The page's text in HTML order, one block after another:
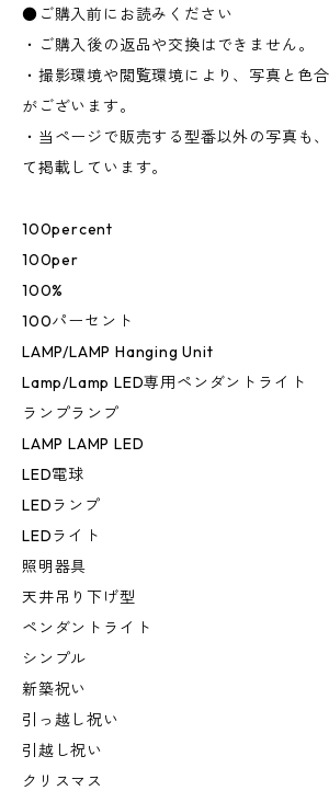
●ご購入前にお読みください
・ご購入後の返品や交換はできません。
・撮影環境や閲覧環境により、写真と色
がございます。
・当ページで販売する型番以外の写真も
て掲載しています。
100percent
100per
100%
100パーセント
LAMP/LAMP Hanging Unit
Lamp/Lamp LED専用ペンダントライト
ランプランプ
LAMP LAMP LED
LED電球
LEDランプ
LEDライト
照明器具
天井吊り下げ型
ペンダントライト
シンプル
新築祝い
引っ越し祝い
引越し祝い
クリスマス